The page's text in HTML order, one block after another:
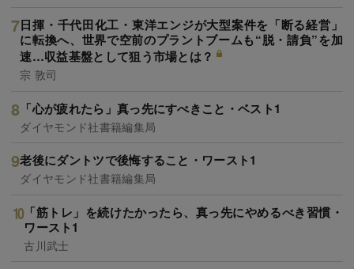
日揮・千代田化工・東洋エンジが大型案件を「断る経営」
に転換へ、世界で空前のプラントブームも“脱・請負”を加
速…収益基盤として狙う市場とは？
宗 敦司
「心が疲れたら」真っ先にすべきこと・ベスト1
ダイヤモンド社書籍編集局
老後にダントツで後悔すること・ワースト1
ダイヤモンド社書籍編集局
「筋トレ」を続けたかったら、真っ先にやめるべき習慣・
ワースト1
古川武士